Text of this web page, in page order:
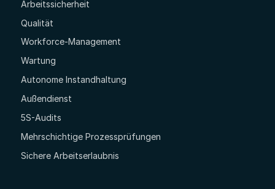
Arbeitssicherheit
Qualität
Workforce-Management
Wartung
Autonome Instandhaltung
Außendienst
5S-Audits
Mehrschichtige Prozessprüfungen
Sichere Arbeitserlaubnis